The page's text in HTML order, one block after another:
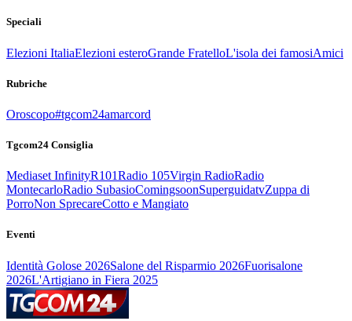
Speciali
Elezioni ItaliaElezioni esteroGrande FratelloL'isola dei famosiAmici
Rubriche
Oroscopo#tgcom24amarcord
Tgcom24 Consiglia
Mediaset InfinityR101Radio 105Virgin RadioRadio
MontecarloRadio SubasioComingsoonSuperguidatvZuppa di
PorroNon SprecareCotto e Mangiato
Eventi
Identità Golose 2026Salone del Risparmio 2026Fuorisalone
2026L'Artigiano in Fiera 2025